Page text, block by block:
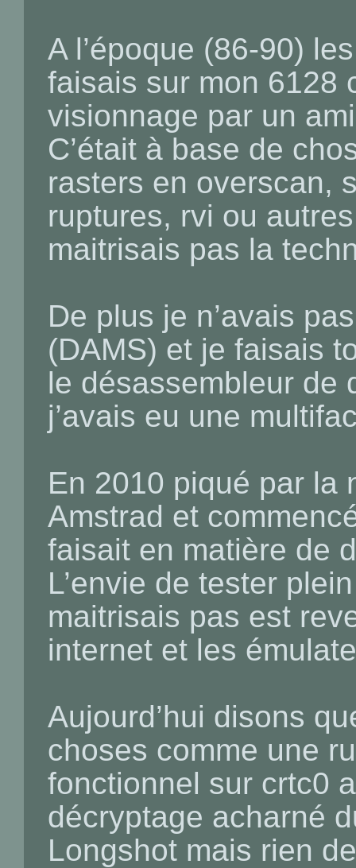
A l’époque (86-90)
faisais sur mon 6128
visionnage par un
C’était à base de
rasters en overscan,
ruptures, rvi ou
maitrisais pas la
De plus je n’avais
(DAMS) et je faisais
le désassembleur de
j’avais eu une
En 2010 piqué par la
Amstrad et
faisait en matière de
L’envie de tester
maitrisais pas est
internet et les
Aujourd’hui disons
choses comme une
fonctionnel sur crtc0
décryptage acharné
Longshot mais rien